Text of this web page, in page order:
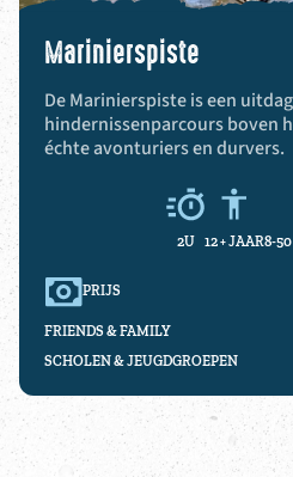
Marinierspiste
De Marinierspiste is een
hindernissenparcours boven
échte avonturiers en durvers.
2U 12 +JAAR8-
PRIJS
FRIENDS & FAMILY
SCHOLEN & JEUGDGROEPEN